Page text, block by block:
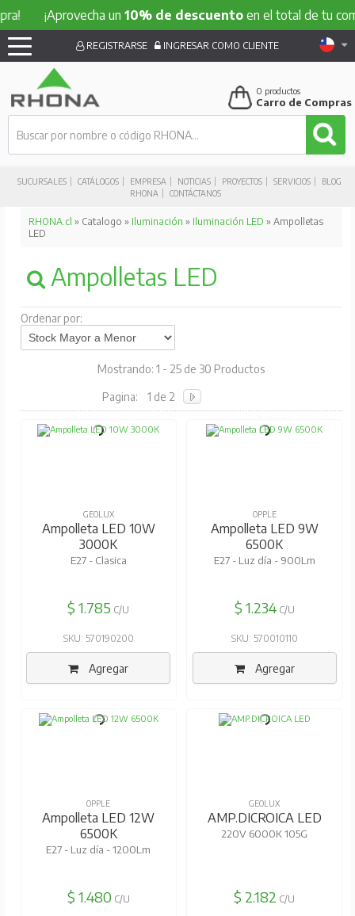
¡Aprovecha un10% de descuentoen el total de tu compra!
SUCURSALES CATÁLOGOS EMPRESA NOTICIAS PROYECTOS SERVICIOS
BLOG
RHONA
CONTÁCTANOS
REGISTRARSE INGRESAR COMO CLIENTE
0 productos
Carro de Compras
RHONA.cl » Catalogo » Iluminación » Iluminación LED » Ampolletas
LED
Ampolletas LED
Ordenar por:
Mostrando: 1 - 25 de 30 Productos
Pagina: 1 de 2
GEOLUX
Ampolleta LED 10W
3000K
E27 - Clasica
$ 1.785 C/U
SKU: 570190200
Agregar
OPPLE
Ampolleta LED 9W
6500K
E27 - Luz día - 900Lm
$ 1.234C/U
SKU: 570010110
Agregar
OPPLE
Ampolleta LED 12W
6500K
E27 - Luz día - 1200Lm
$ 1.480C/U
GEOLUX
AMP.DICROICA LED
220V 6000K 105G
$ 2.182 C/U